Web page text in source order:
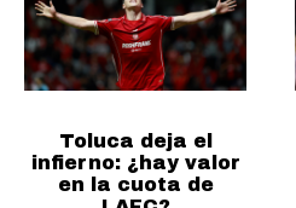
Toluca deja el
infierno: ¿hay valor
en la cuota de